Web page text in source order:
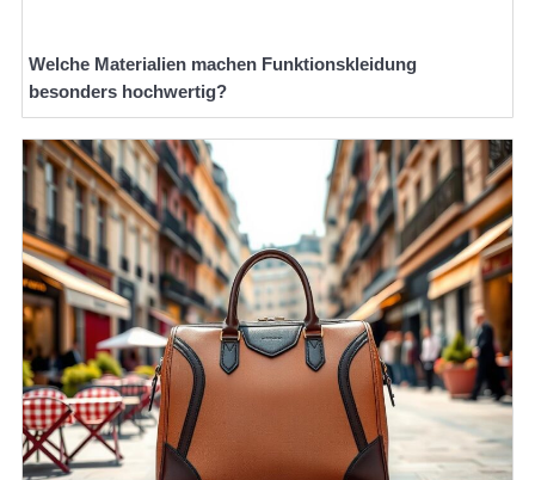
Welche Materialien machen Funktionskleidung
besonders hochwertig?